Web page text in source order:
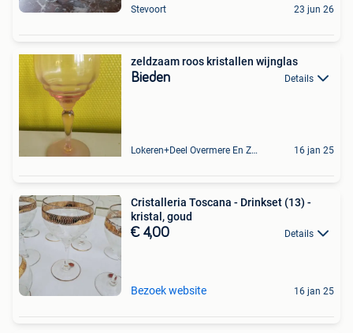
Stevoort 23 jun 26
zeldzaam roos kristallen wijnglas
Bieden Details
Lokeren+Deel Overmere En Zele 16 jan 25
Cristalleria Toscana - Drinkset (13) -
kristal, goud
€ 4,00 Details
Bezoek website 16 jan 25